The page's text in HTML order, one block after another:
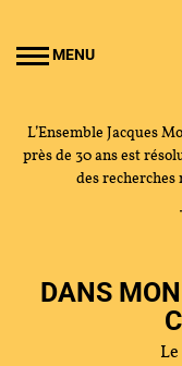
MENU
L’Ensemble Jacques
près de 30 ans est
des recherches
DANS